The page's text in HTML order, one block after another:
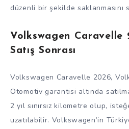
düzenli bir şekilde saklanmasını
Volkswagen
Satış Sonrası
Volkswagen Caravelle 2026,
Otomotiv garantisi altında
2 yıl sınırsız kilometre olup,
uzatılabilir. Volkswagen’in